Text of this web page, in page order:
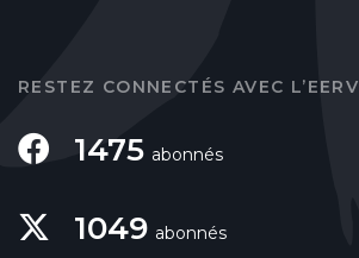
RESTEZ CONNECTÉS AVEC L’EERV
1475 abonnés
1049 abonnés